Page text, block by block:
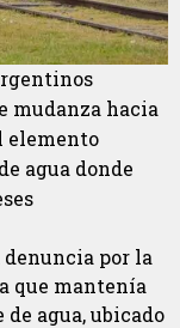
mudanza hacia
elemento
agua donde
por la
que mantenía
agua, ubicado